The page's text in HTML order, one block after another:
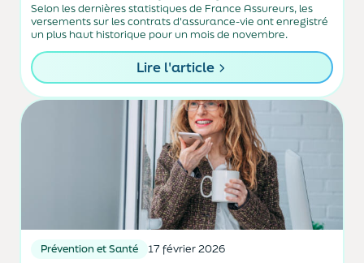
Selon les dernières statistiques de France Assureurs, les
versements sur les contrats d'assurance-vie ont enregistré
un plus haut historique pour un mois de novembre.
Lire l'article
Prévention et Santé 17 février 2026